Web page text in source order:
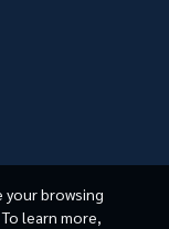
your browsing
learn more,